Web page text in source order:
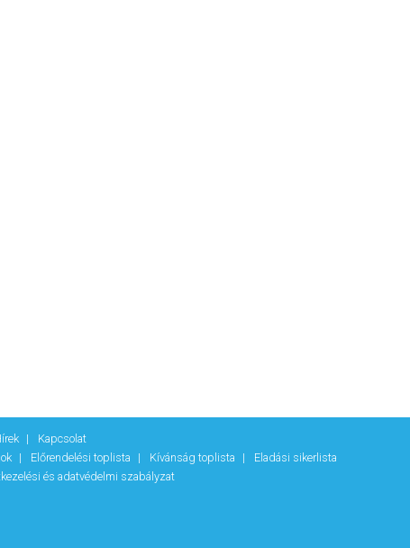
Kapcsolat
Előrendelési toplista Kívánság toplista
Eladási sikerlista
és adatvédelmi szabályzat